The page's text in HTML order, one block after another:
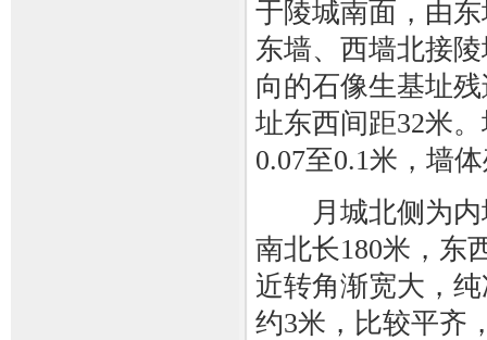
于陵城南面，由
东墙、西墙北接
向的石像生基址
址东西间距32米
0.07至0.1米，墙
月城北侧为内
南北长180米，东
近转角渐宽大，
约3米，比较平齐